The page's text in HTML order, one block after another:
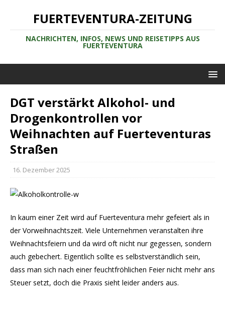
FUERTEVENTURA-ZEITUNG
NACHRICHTEN, INFOS, NEWS UND REISETIPPS AUS
FUERTEVENTURA
DGT verstärkt Alkohol- und
Drogenkontrollen vor
Weihnachten auf Fuerteventuras
Straßen
16. Dezember 2025
In kaum einer Zeit wird auf Fuerteventura mehr gefeiert als in
der Vorweihnachtszeit. Viele Unternehmen veranstalten ihre
Weihnachtsfeiern und da wird oft nicht nur gegessen, sondern
auch gebechert. Eigentlich sollte es selbstverständlich sein,
dass man sich nach einer feuchtfröhlichen Feier nicht mehr ans
Steuer setzt, doch die Praxis sieht leider anders aus.